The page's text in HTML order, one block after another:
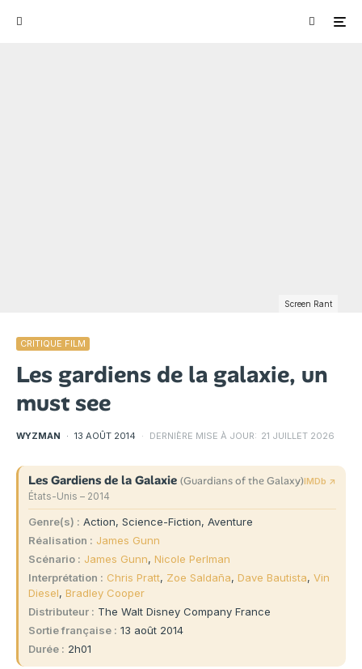
Screen Rant
CRITIQUE FILM
Les gardiens de la galaxie, un
must see
WYZMAN · 13 AOÛT 2014 · DERNIÈRE MISE À JOUR: 21 JUILLET 2026
Les Gardiens de la Galaxie (Guardians of the Galaxy)IMDb ↗
États-Unis – 2014
Genre(s)
Action, Science-Fiction, Aventure
Réalisation
James Gunn
Scénario
James Gunn, Nicole Perlman
Interprétation
Chris Pratt, Zoe Saldaña, Dave Bautista, Vin
Diesel, Bradley Cooper
Distributeur
The Walt Disney Company France
Sortie française
13 août 2014
Durée
2h01